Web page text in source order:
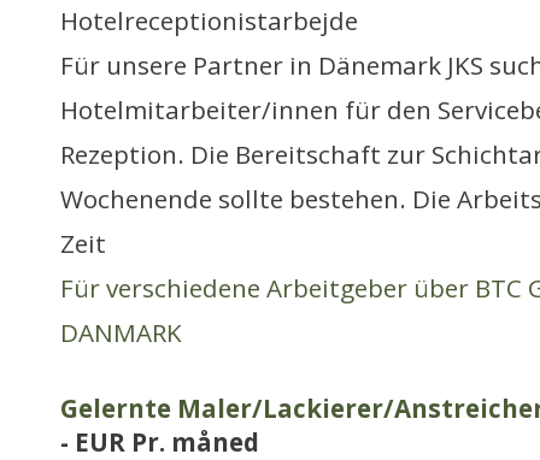
Hotelreceptionistarbejde
Für unsere Partner in Dänemark JKS
Hotelmitarbeiter/innen für den
Rezeption. Die Bereitschaft zur
Wochenende sollte bestehen. Die
Zeit
Für verschiedene Arbeitgeber über BTC
DANMARK
Gelernte Maler/Lackierer/
- EUR Pr. måned